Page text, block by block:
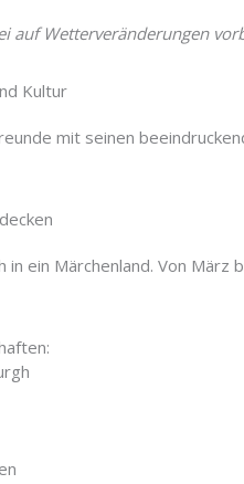
auf Wetterveränderungen
Kultur
mit seinen
in ein Märchenland. Von